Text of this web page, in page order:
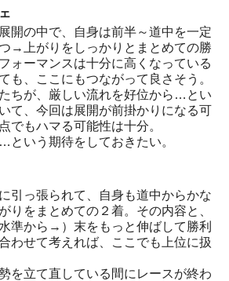
開の中で、自身は前半～道中を一定
→上がりをしっかりとまとめての勝
ォーマンスは十分に高くなっている
も、ここにもつながって良さそう。
ちが、厳しい流れを好位から…とい
て、今回は展開が前掛かりになる可
でもハマる可能性は十分。
という期待をしておきたい。
引っ張られて、自身も道中からかな
りをまとめての２着。その内容と、
準から→）末をもっと伸ばして勝利
わせて考えれば、ここでも上位に扱
を立て直している間にレースが終わ